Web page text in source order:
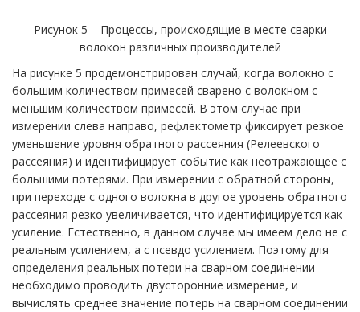
Рисунок 5 – Процессы, происходящие в месте сварки
волокон различных производителей
На рисунке 5 продемонстрирован случай, когда волокно с
большим количеством примесей сварено с волокном с
меньшим количеством примесей. В этом случае при
измерении слева направо, рефлектометр фиксирует резкое
уменьшение уровня обратного рассеяния (Релеевского
рассеяния) и идентифицирует событие как неотражающее с
большими потерями. При измерении с обратной стороны,
при переходе с одного волокна в другое уровень обратного
рассеяния резко увеличивается, что идентифицируется как
усиление. Естественно, в данном случае мы имеем дело не с
реальным усилением, а с псевдо усилением. Поэтому для
определения реальных потери на сварном соединении
необходимо проводить двусторонние измерение, и
вычислять среднее значение потерь на сварном соединении